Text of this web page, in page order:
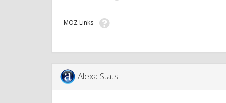
MOZ Links
Alexa Stats